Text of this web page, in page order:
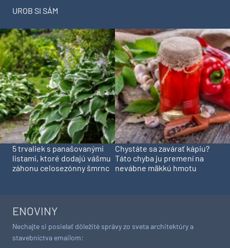
UROB SI SÁM
5 trvaliek s panašovanými
listami, ktoré dodajú vášmu
záhonu celosezónny šmrnc
Chystáte sa zavárať kápiu?
Táto chyba ju premení na
nevábne mäkkú hmotu
ENOVINY
Nechajte si posielať dôležité správy zo sveta architektúry a
stavebníctva emailom: